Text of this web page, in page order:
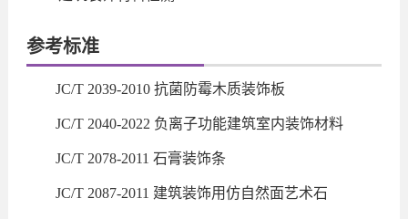
参考标准
JC/T 2039-2010 抗菌防霉木质装饰板
JC/T 2040-2022 负离子功能建筑室内装饰材料
JC/T 2078-2011 石膏装饰条
JC/T 2087-2011 建筑装饰用仿自然面艺术石